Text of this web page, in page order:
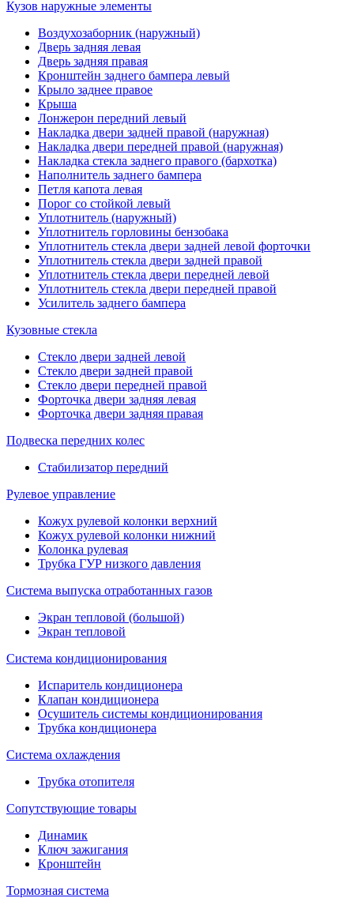
Кузов наружные элементы
Воздухозаборник (наружный)
Дверь задняя левая
Дверь задняя правая
Кронштейн заднего бампера левый
Крыло заднее правое
Крыша
Лонжерон передний левый
Накладка двери задней правой (наружная)
Накладка двери передней правой (наружная)
Накладка стекла заднего правого (бархотка)
Наполнитель заднего бампера
Петля капота левая
Порог со стойкой левый
Уплотнитель (наружный)
Уплотнитель горловины бензобака
Уплотнитель стекла двери задней левой форточки
Уплотнитель стекла двери задней правой
Уплотнитель стекла двери передней левой
Уплотнитель стекла двери передней правой
Усилитель заднего бампера
Кузовные стекла
Стекло двери задней левой
Стекло двери задней правой
Стекло двери передней правой
Форточка двери задняя левая
Форточка двери задняя правая
Подвеска передних колес
Стабилизатор передний
Рулевое управление
Кожух рулевой колонки верхний
Кожух рулевой колонки нижний
Колонка рулевая
Трубка ГУР низкого давления
Система выпуска отработанных газов
Экран тепловой (большой)
Экран тепловой
Система кондиционирования
Испаритель кондиционера
Клапан кондиционера
Осушитель системы кондиционирования
Трубка кондиционера
Система охлаждения
Трубка отопителя
Сопутствующие товары
Динамик
Ключ зажигания
Кронштейн
Тормозная система